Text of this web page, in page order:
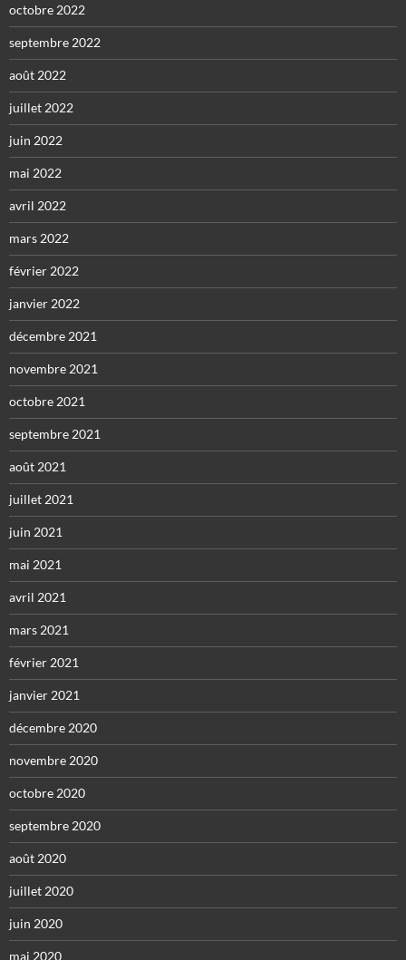
octobre 2022
septembre 2022
août 2022
juillet 2022
juin 2022
mai 2022
avril 2022
mars 2022
février 2022
janvier 2022
décembre 2021
novembre 2021
octobre 2021
septembre 2021
août 2021
juillet 2021
juin 2021
mai 2021
avril 2021
mars 2021
février 2021
janvier 2021
décembre 2020
novembre 2020
octobre 2020
septembre 2020
août 2020
juillet 2020
juin 2020
mai 2020